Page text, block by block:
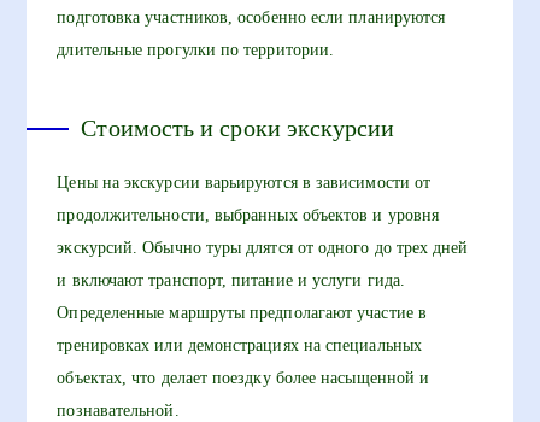
подготовка участников, особенно если планируются
длительные прогулки по территории.
Стоимость и сроки экскурсии
Цены на экскурсии варьируются в зависимости от
продолжительности, выбранных объектов и уровня
экскурсий. Обычно туры длятся от одного до трех дней
и включают транспорт, питание и услуги гида.
Определенные маршруты предполагают участие в
тренировках или демонстрациях на специальных
объектах, что делает поездку более насыщенной и
познавательной.